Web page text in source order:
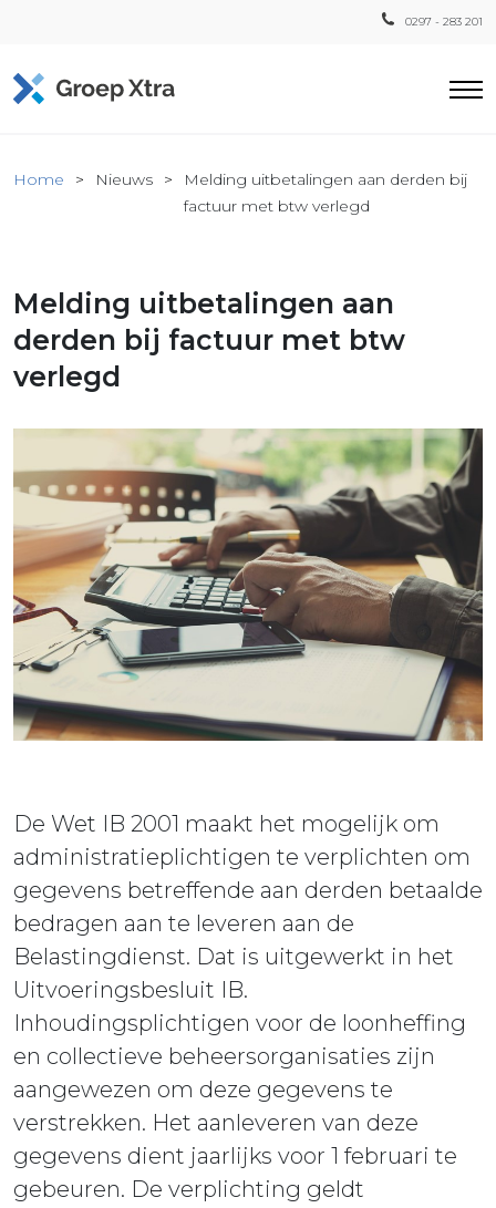
0297 - 283 201
Loon
Xtra
Home Nieuws
Melding uitbetalingen aan derden bij
factuur met btw verlegd
Melding uitbetalingen aan
derden bij factuur met btw
verlegd
De Wet IB 2001 maakt het mogelijk om
administratieplichtigen te verplichten om
gegevens betreffende aan derden betaalde
bedragen aan te leveren aan de
Belastingdienst. Dat is uitgewerkt in het
Uitvoeringsbesluit IB.
Inhoudingsplichtigen voor de loonheffing
en collectieve beheersorganisaties zijn
aangewezen om deze gegevens te
verstrekken. Het aanleveren van deze
gegevens dient jaarlijks voor 1 februari te
gebeuren. De verplichting geldt